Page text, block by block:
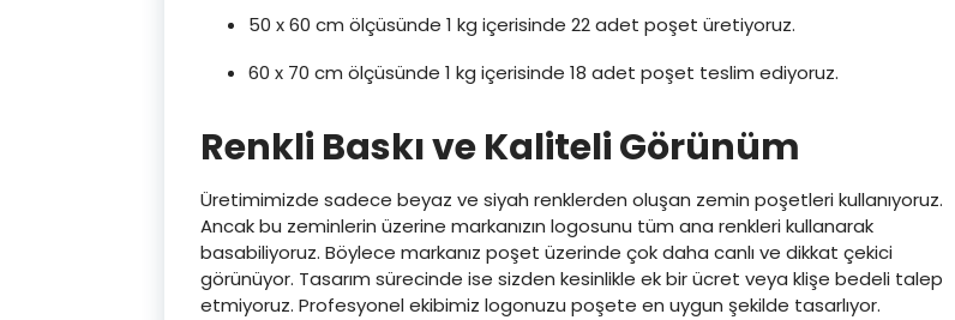
50 x 60 cm ölçüsünde 1 kg içerisinde 22 adet poşet üretiyoruz.
60 x 70 cm ölçüsünde 1 kg içerisinde 18 adet poşet teslim ediyoruz.
Renkli Baskı ve Kaliteli Görünüm
Üretimimizde sadece beyaz ve siyah renklerden oluşan zemin poşetleri kullanıyoruz.
Ancak bu zeminlerin üzerine markanızın logosunu tüm ana renkleri kullanarak
basabiliyoruz. Böylece markanız poşet üzerinde çok daha canlı ve dikkat çekici
görünüyor. Tasarım sürecinde ise sizden kesinlikle ek bir ücret veya klişe bedeli talep
etmiyoruz. Profesyonel ekibimiz logonuzu poşete en uygun şekilde tasarlıyor.